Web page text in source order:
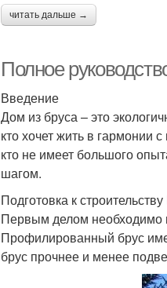
читать дальше →
Полное
Введение
Дом из бруса – это
кто хочет жить в гармонии
кто не имеет большого
шагом.
Подготовка к
Первым делом необходимо
Профилированный брус
брус прочнее и менее